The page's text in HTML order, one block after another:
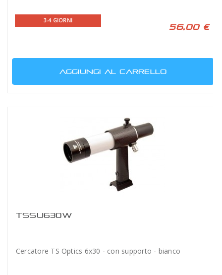
3-4 GIORNI
56,00 €
AGGIUNGI AL CARRELLO
TSSU630W
Cercatore TS Optics 6x30 - con supporto - bianco